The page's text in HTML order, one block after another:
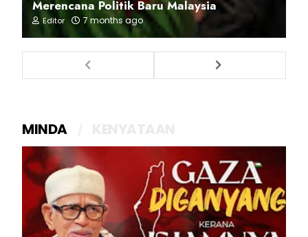
Merencana Politik Baru Malaysia
Editor 7 months ago
MINDA